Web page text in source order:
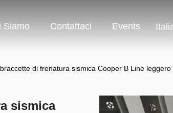
Siamo Contattaci Events
di frenatura sismica Cooper B Line leggero
sismica